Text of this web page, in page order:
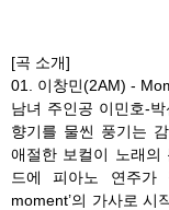
[곡 소개]
01. 이창민(2AM) -
남녀 주인공 이민호-박
향기를 물씬 풍기는
애절한 보컬이 노래의
드에 피아노 연주
moment’의 가사로 시